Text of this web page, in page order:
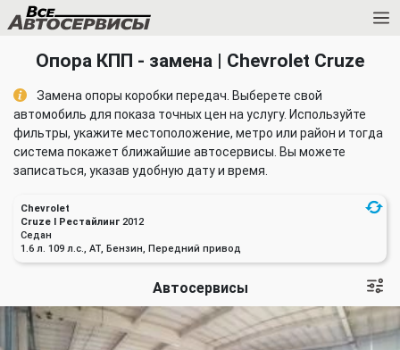
Опора КПП - замена | Chevrolet Cruze
Замена опоры коробки передач. Выберете свой
автомобиль для показа точных цен на услугу. Используйте
фильтры, укажите местоположение, метро или район и тогда
система покажет ближайшие автосервисы. Вы можете
записаться, указав удобную дату и время.
Chevrolet
Cruze I Рестайлинг 2012
Седан
1.6 л. 109 л.с., AT, Бензин, Передний привод
Автосервисы